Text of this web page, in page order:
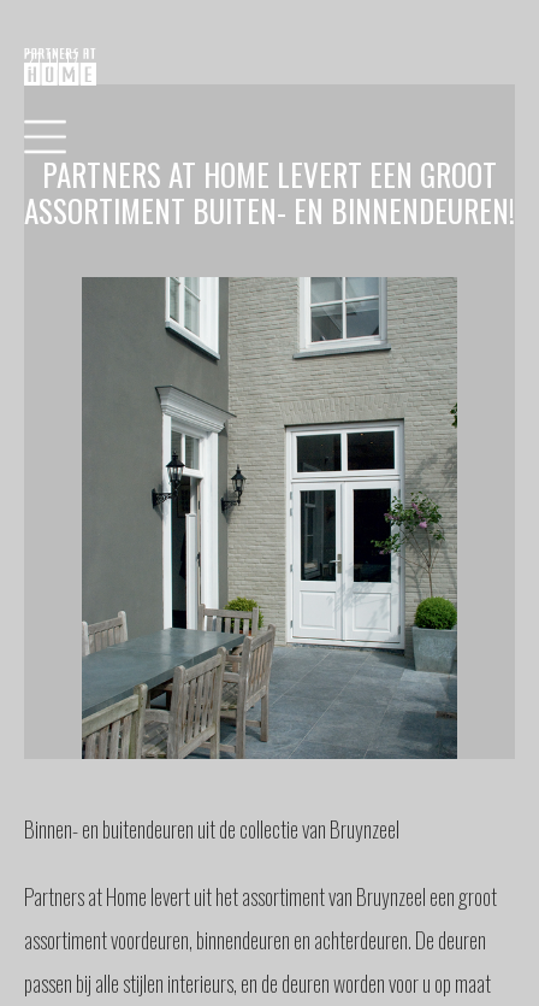
BUITENZONWERING
MEUBELS
& ACCESSOIRES
BUITENLEVEN
BENODIGDHEDEN
SPANJE
BINNENKIJKERS
NIEUWS
TEAM
STEL
21.11.17
PARTNERS AT HOME LEVERT EEN GROOT
ASSORTIMENT BUITEN- EN BINNENDEUREN!
Binnen- en buitendeuren uit de collectie van Bruynzeel
Partners at Home levert uit het assortiment van Bruynzeel een groot
assortiment voordeuren, binnendeuren en achterdeuren. De deuren
passen bij alle stijlen interieurs, en de deuren worden voor u op maat